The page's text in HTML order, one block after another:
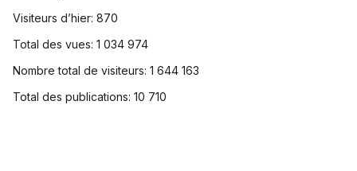
Visiteurs d’hier: 870
Total des vues: 1 034 974
Nombre total de visiteurs: 1 644 163
Total des publications: 10 710